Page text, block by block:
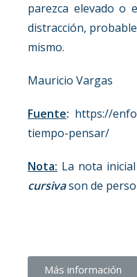
parezca elevado o
distracción,
mismo.
Mauricio Vargas
Fuente: https://
tiempo-pensar/
Nota: La nota
cursivason de
Más información